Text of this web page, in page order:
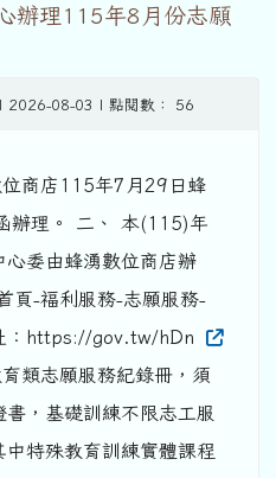
辦理115年8月份志願
08-03 | 點閱數： 56
商店115年7月29日蜂
辦理。 二、 本(115)年
心委由蜂湧數位商店辦
頁-福利服務-志願服務-
：https://gov.tw/hDn
類志願服務紀錄冊，須
，基礎訓練不限志工服
特殊教育訓練實體課程